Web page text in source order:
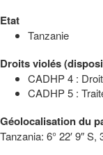
Etat
Tanzanie
Droits violés
CADHP 4 :
CADHP 5 :
Géolocalisation du
Tanzania: 6° 22′ 9″ S,